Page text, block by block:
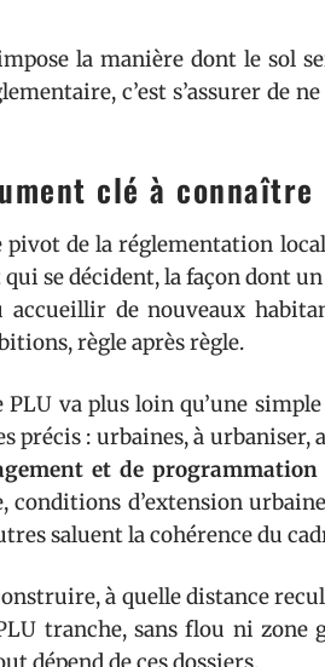
la manière dont le sol
c’est s’assurer de
clé à connaître
pivot de la réglementation
se décident, la façon dont
accueillir de nouveaux
règle après règle.
PLU va plus loin qu’une
précis : urbaines, à urbaniser,
et de programmation
conditions d’extension
saluent la cohérence du
à quelle distance
tranche, sans flou ni zone